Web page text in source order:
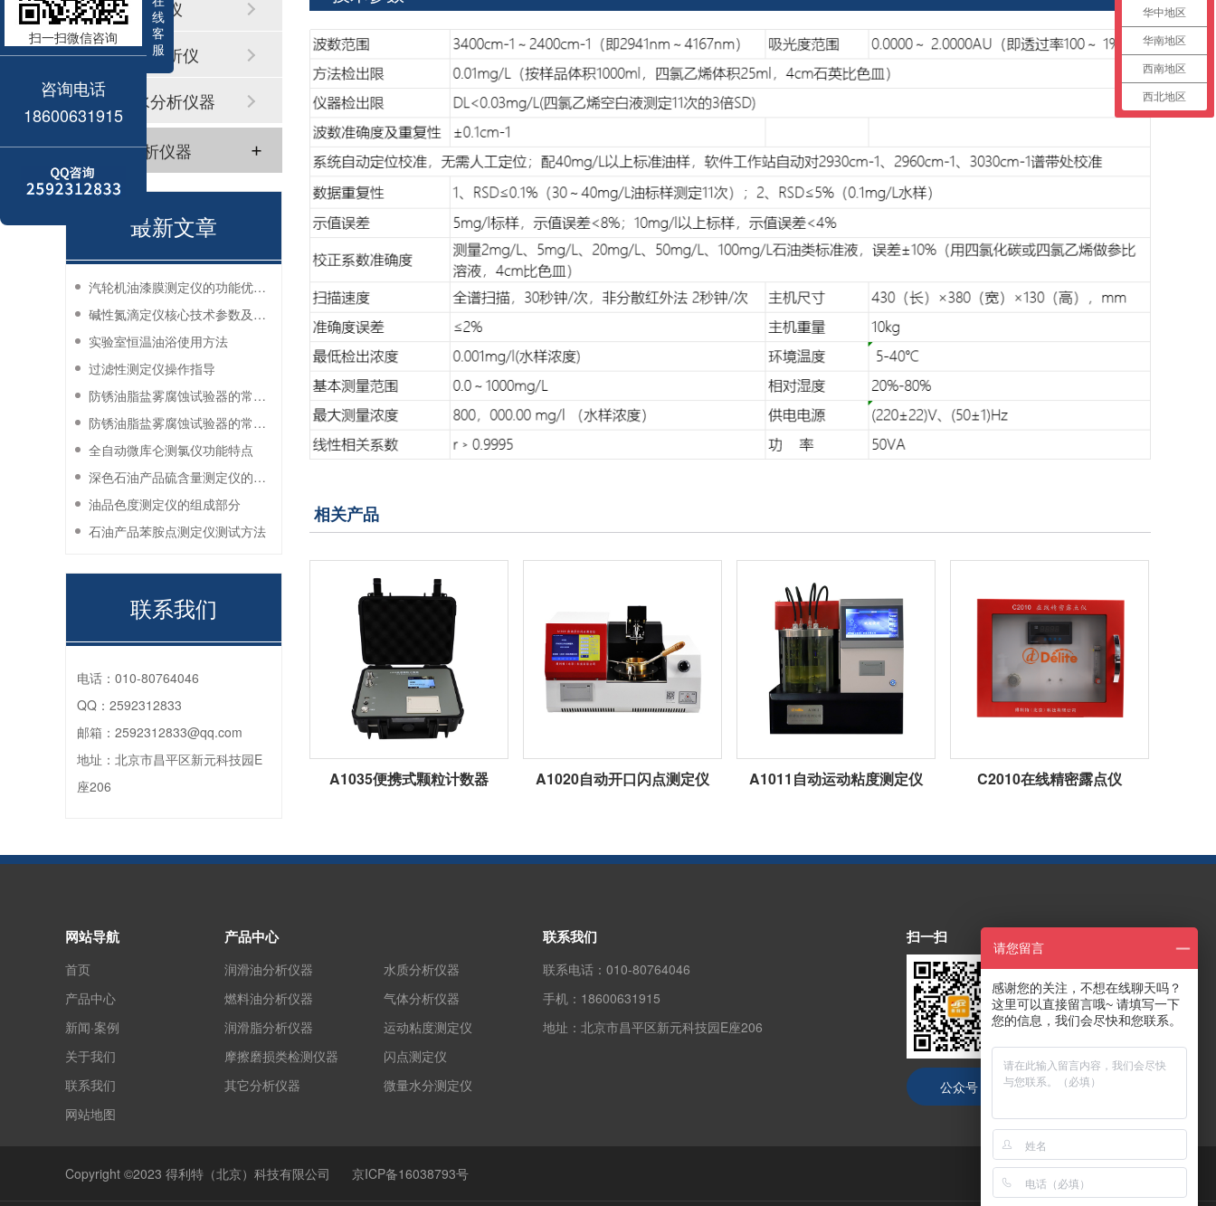
相关产品
A1035便携式颗粒计数器 A1020自动开口闪点测定仪 A1011自动运动粘度测定仪 C2010在线精密露点仪
浊度测定仪
溶解氧分析仪
其它水分析仪器
气体分析仪器
最新文章
汽轮机油漆膜测定仪的功能优势有哪些？
碱性氮滴定仪核心技术参数及应用说明
实验室恒温油浴使用方法
过滤性测定仪操作指导
防锈油脂盐雾腐蚀试验器的常见故障与解决方法
防锈油脂盐雾腐蚀试验器的常见故障与解决方法
全自动微库仑测氯仪功能特点
深色石油产品硫含量测定仪的工作环境要求
油品色度测定仪的组成部分
石油产品苯胺点测定仪测试方法
联系我们
电话： 010-80764046
QQ： 2592312833
邮箱： 2592312833@qq.com
地址： 北京市昌平区新元科技园E
座206
网站导航
首页
产品中心
新闻·案例
关于我们
联系我们
网站地图
产品中心
润滑油分析仪器
燃料油分析仪器
润滑脂分析仪器
摩擦磨损类检测仪器
其它分析仪器
水质分析仪器
气体分析仪器
运动粘度测定仪
闪点测定仪
微量水分测定仪
联系我们
联系电话： 010-80764046
手机： 18600631915
地址： 北京市昌平区新元科技园E座206
扫一扫
公众号 抖音号
技术支持：
Copyright ©2023 得利特（北京）科技有限公司 京ICP备16038793号
线
客
服
扫一扫微信咨询
咨询电话
18600631915
华中地区
华南地区
西南地区
西北地区
请您留言
感谢您的关注，不想在线聊天吗？
这里可以直接留言哦~ 请填写一下
您的信息，我们会尽快和您联系。